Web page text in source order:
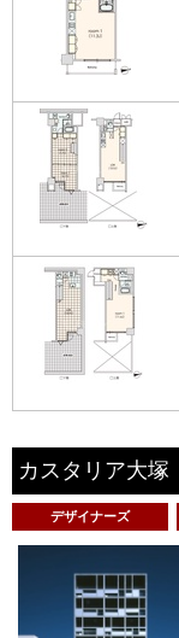
カスタリア大塚
デザイナーズ